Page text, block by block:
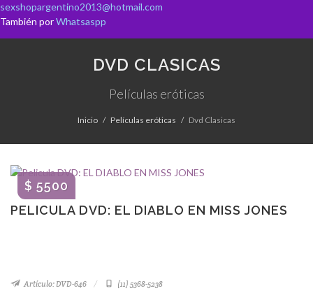
sexshopargentino2013@hotmail.com
También porWhatsaspp
DVD CLASICAS
Películas eróticas
Inicio Películas eróticas Dvd Clasicas
PELICULA DVD: EL DIABLO EN MISS JONES
$ 5500
Artículo: DVD-646 (11) 5368-5238